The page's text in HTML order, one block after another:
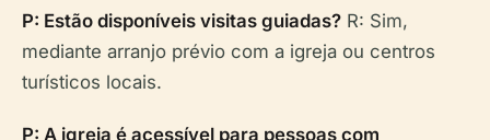
P: Estão disponíveis visitas guiadas? R: Sim,
mediante arranjo prévio com a igreja ou centros
turísticos locais.
P: A igreja é acessível para pessoas com